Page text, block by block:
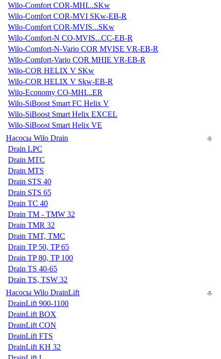
Wilo-Comfort COR-MHI...SKw
Wilo-Comfort COR-MVI SKw-EB-R
Wilo-Comfort COR-MVIS...SKw
Wilo-Comfort-N CO-MVIS...CC-EB-R
Wilo-Comfort-N-Vario COR MVISE VR-EB-R
Wilo-Comfort-Vario COR MHIE VR-EB-R
Wilo-COR HELIX V SKw
Wilo-COR HELIX V Skw-EB-R
Wilo-Economy CO-MHI...ER
Wilo-SiBoost Smart FC Helix V
Wilo-SiBoost Smart Helix EXCEL
Wilo-SiBoost Smart Helix VE
Насосы Wilo Drain
Drain LPC
Drain MTC
Drain MTS
Drain STS 40
Drain STS 65
Drain TC 40
Drain TM - TMW 32
Drain TMR 32
Drain TMT, TMC
Drain TP 50, TP 65
Drain TP 80, TP 100
Drain TS 40-65
Drain TS, TSW 32
Насосы Wilo DrainLift
DrainLift 900-1100
DrainLift BOX
DrainLift CON
DrainLift FTS
DrainLift KH 32